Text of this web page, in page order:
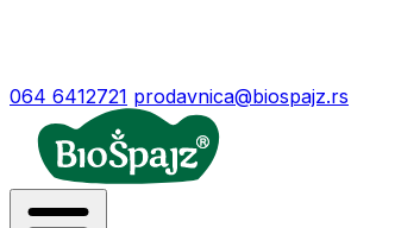
064 6412721 prodavnica@biospajz.rs